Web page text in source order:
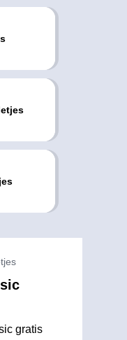
gratis